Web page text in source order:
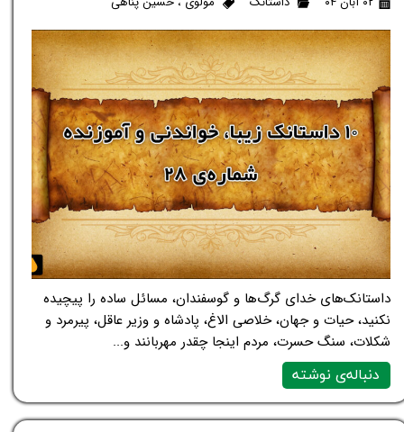
داستانک‌های خدای گرگ‌ها و گوسفندان، مسائل ساده را پیچیده
نکنید، حیات و جهان، خلاصی الاغ، پادشاه و وزیر عاقل، پیرمرد و
شکلات، سنگ حسرت، مردم اینجا چقدر مهربانند و...
دنباله‌ی نوشته